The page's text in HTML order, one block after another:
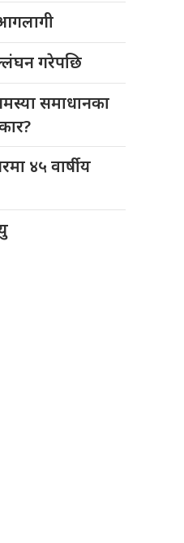
गरेपछि
समाधानका
४५ वार्षीय